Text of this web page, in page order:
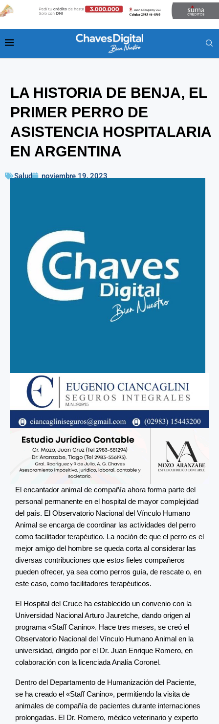
LA HISTORIA DE BENJA, EL
PRIMER PERRO DE
ASISTENCIA HOSPITALARIA
EN ARGENTINA
Salud noviembre 19, 2023
El encantador animal de compañía ahora forma parte del
personal permanente en el hospital de mayor complejidad
del país. El Observatorio Nacional del Vínculo Humano
Animal se encarga de coordinar las actividades del perro
como facilitador terapéutico. La noción de que el perro es el
mejor amigo del hombre se queda corta al considerar las
diversas contribuciones que estos fieles compañeros
pueden ofrecer, ya sea como perros guía, de rescate o, en
este caso, como facilitadores terapéuticos.
El Hospital del Cruce ha establecido un convenio con la
Universidad Nacional Arturo Jauretche, dando origen al
programa «Staff Canino». Hace tres meses, se creó el
Observatorio Nacional del Vínculo Humano Animal en la
universidad, dirigido por el Dr. Juan Enrique Romero, en
colaboración con la licenciada Analía Coronel.
Dentro del Departamento de Humanización del Paciente,
se ha creado el «Staff Canino», permitiendo la visita de
animales de compañía de pacientes durante internaciones
prolongadas. El Dr. Romero, médico veterinario y experto